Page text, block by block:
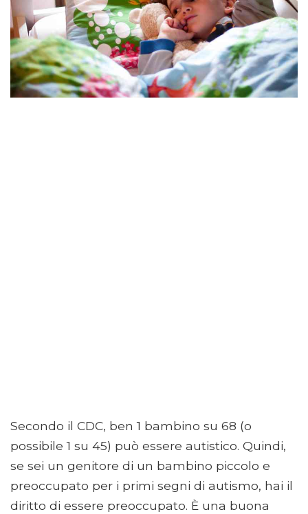
Secondo il CDC, ben 1 bambino su 68 (o
possibile 1 su 45) può essere autistico. Quindi,
se sei un genitore di un bambino piccolo e
preoccupato per i primi segni di autismo, hai il
diritto di essere preoccupato. È una buona